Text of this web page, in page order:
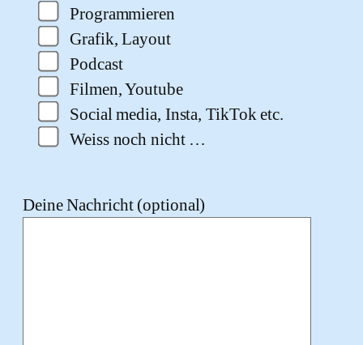
Programmieren
Grafik, Layout
Podcast
Filmen, Youtube
Social media, Insta, TikTok etc.
Weiss noch nicht …
Deine Nachricht (optional)